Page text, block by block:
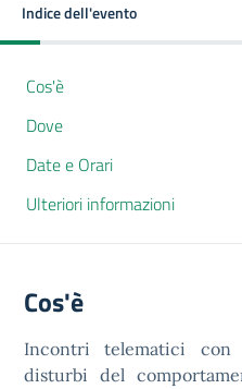
Indice dell'evento
Cos'è
Dove
Date e Orari
Ulteriori informazioni
Cos'è
Incontri telematici con
disturbi del